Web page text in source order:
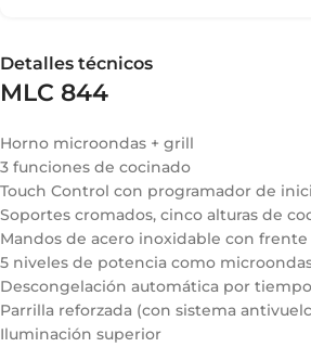
Detalles técnicos
MLC 844
Horno microondas + grill
3 funciones de cocinado
Touch Control con programador de
Soportes cromados, cinco alturas de
Mandos de acero inoxidable con
5 niveles de potencia como
Descongelación automática por
Parrilla reforzada (con sistema
Iluminación superior